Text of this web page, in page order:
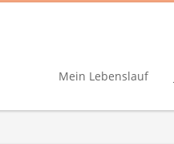
Mein Lebenslauf